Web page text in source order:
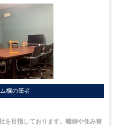
欄の筆者
を目指しております。離婚や住み替